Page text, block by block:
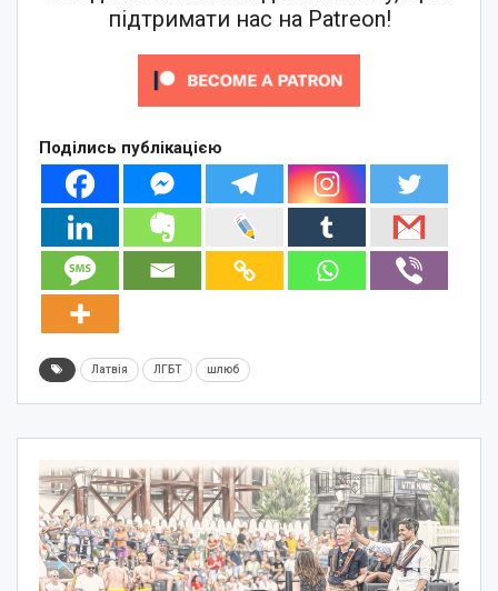
підтримати нас на Patreon!
Поділись публікацією
Латвія ЛГБТ шлюб